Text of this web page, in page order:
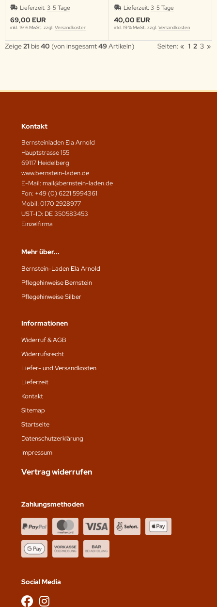
Lieferzeit: 3-5 Tage
69,00 EUR
inkl. 19 % MwSt. zzgl. Versandkosten
Lieferzeit: 3-5 Tage
40,00 EUR
inkl. 19 % MwSt. zzgl. Versandkosten
Zeige21 bis40 (von insgesamt49Artikeln) Seiten: « 1 2 3 »
Kontakt
Bernsteinladen Ela Arnold
Hauptstrasse 155
69117 Heidelberg
www.bernstein-laden.de
E-Mail: mail@bernstein-laden.de
Fon: +49 (0) 6221 5994361
Mobil: 0170 2928977
UST-ID: DE 350583453
Einzelfirma
Mehr über...
Bernstein-Laden Ela Arnold
Pflegehinweise Bernstein
Pflegehinweise Silber
Informationen
Widerruf & AGB
Widerrufsrecht
Liefer- und Versandkosten
Lieferzeit
Kontakt
Sitemap
Startseite
Datenschutz­erklärung
Impressum
Vertrag widerrufen
Zahlungsmethoden
Social Media